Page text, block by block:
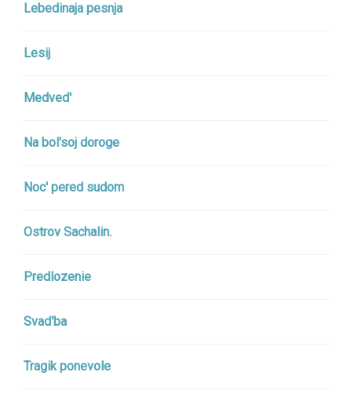
Lebedinaja pesnja
Lesij
Medved'
Na bol'soj doroge
Noc' pered sudom
Ostrov Sachalin.
Predlozenie
Svad'ba
Tragik ponevole